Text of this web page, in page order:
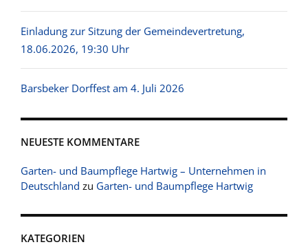
Einladung zur Sitzung der Gemeindevertretung,
18.06.2026, 19:30 Uhr
Barsbeker Dorffest am 4. Juli 2026
NEUESTE KOMMENTARE
Garten- und Baumpflege Hartwig – Unternehmen in
Deutschland zu Garten- und Baumpflege Hartwig
KATEGORIEN